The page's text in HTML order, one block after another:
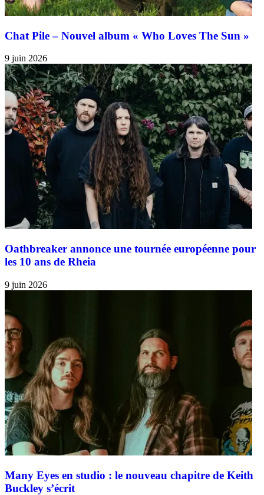
Chat Pile – Nouvel album « Who Loves The Sun »
9 juin 2026
Oathbreaker annonce une tournée européenne pour
les 10 ans de Rheia
9 juin 2026
Many Eyes en studio : le nouveau chapitre de Keith
Buckley s’écrit